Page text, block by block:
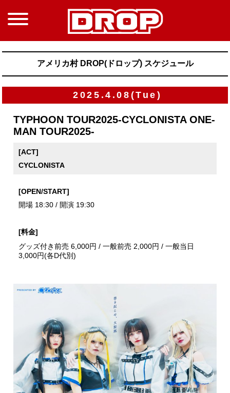
アメリカ村 DROP(ドロップ) スケジュール
2025.4.08(Tue)
TYPHOON TOUR2025-CYCLONISTA ONE-
MAN TOUR2025-
[ACT]
CYCLONISTA
[OPEN/START]
開場 18:30 / 開演 19:30
[料金]
グッズ付き前売 6,000円 / 一般前売 2,000円 / 一般当日
3,000円(各D代別)